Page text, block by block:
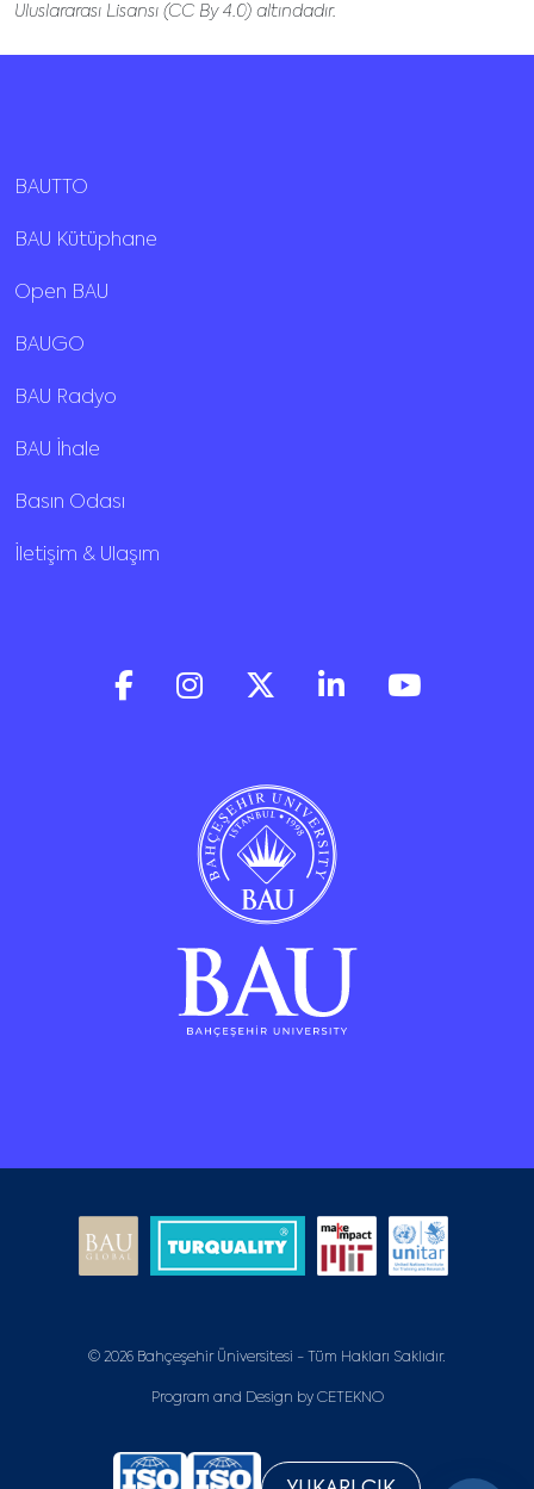
Uluslararası Lisansı (CC By 4.0) altındadır.
BAUTTO
BAU Kütüphane
Open BAU
BAUGO
BAU Radyo
BAU İhale
Basın Odası
İletişim & Ulaşım
© 2026 Bahçeşehir Üniversitesi - Tüm Hakları Saklıdır.
Program and Design by CETEKNO